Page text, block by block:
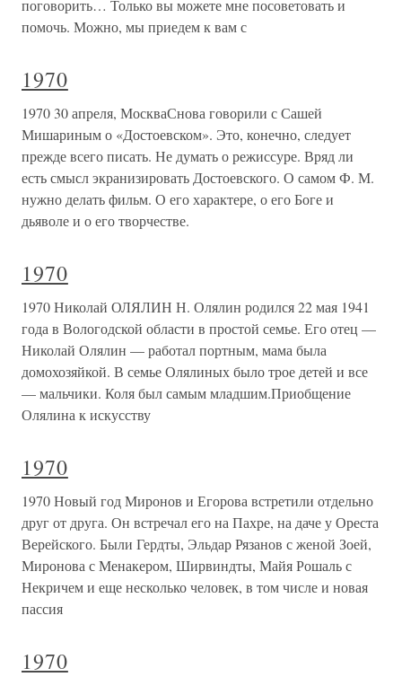
поговорить… Только вы можете мне посоветовать и
помочь. Можно, мы приедем к вам с
1970
1970 30 апреля, МоскваСнова говорили с Сашей
Мишариным о «Достоевском». Это, конечно, следует
прежде всего писать. Не думать о режиссуре. Вряд ли
есть смысл экранизировать Достоевского. О самом Ф. М.
нужно делать фильм. О его характере, о его Боге и
дьяволе и о его творчестве.
1970
1970 Николай ОЛЯЛИН Н. Олялин родился 22 мая 1941
года в Вологодской области в простой семье. Его отец —
Николай Олялин — работал портным, мама была
домохозяйкой. В семье Олялиных было трое детей и все
— мальчики. Коля был самым младшим.Приобщение
Олялина к искусству
1970
1970 Новый год Миронов и Егорова встретили отдельно
друг от друга. Он встречал его на Пахре, на даче у Ореста
Верейского. Были Гердты, Эльдар Рязанов с женой Зоей,
Миронова с Менакером, Ширвиндты, Майя Рошаль с
Некричем и еще несколько человек, в том числе и новая
пассия
1970